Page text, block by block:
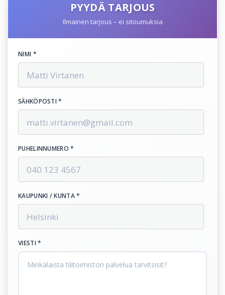
PYYDÄ TARJOUS
Ilmainen tarjous – ei sitoumuksia
NIMI *
SÄHKÖPOSTI *
PUHELINNUMERO *
KAUPUNKI / KUNTA *
VIESTI *